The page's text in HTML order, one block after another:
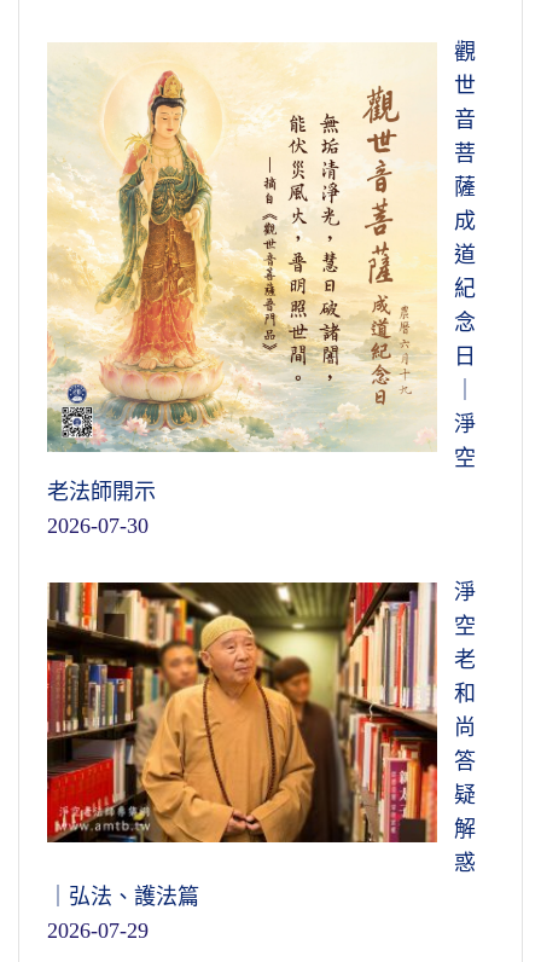
觀
世
音
菩
薩
成
道
紀
念
日
淨
空
老法師開示
2026-07-30
淨
空
老
和
尚
答
疑
解
惑
｜弘法、護法篇
2026-07-29